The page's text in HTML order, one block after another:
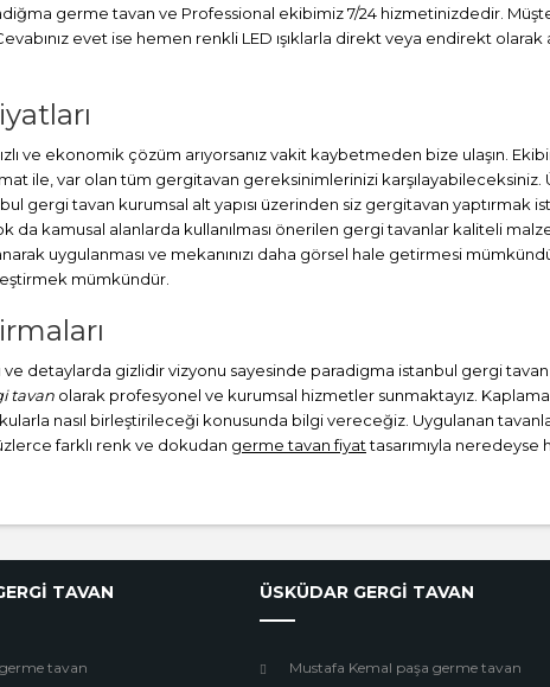
germe tavan ve Professional ekibimiz 7/24 hizmetinizdedir.
evet ise hemen renkli LED ışıklarla direkt veya endirekt olarak
ve ekonomik çözüm arıyorsanız vakit kaybetmeden bize ulaşın.
ile, var olan tüm gergitavan gereksinimlerinizi karşılayabileceksiniz.
gergi tavan kurumsal alt yapısı üzerinden siz gergitavan
kamusal alanlarda kullanılması önerilen gergi tavanlar kaliteli
uygulanması ve mekanınızı daha görsel hale getirmesi
mümkündür.
ve detaylarda gizlidir vizyonu sayesinde paradigma istanbul gergi
tavan olarak profesyonel ve kurumsal hizmetler sunmaktayız.
nasıl birleştirileceği konusunda bilgi vereceğiz. Uygulanan
farklı renk ve dokudan germe tavan fiyattasarımıyla
TAVAN
tavan
ÜSKÜDAR GERGİ TAVAN
Mustafa Kemal paşa germe tavan